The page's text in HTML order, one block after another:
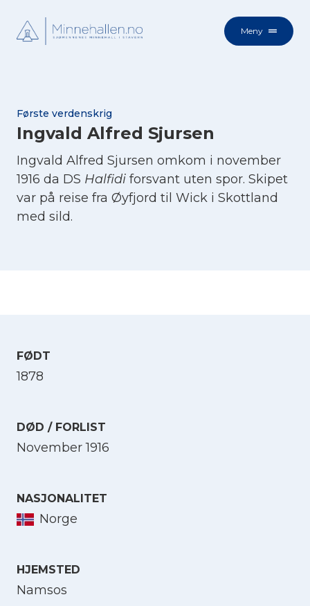
Meny
Første verdenskrig
Ingvald Alfred Sjursen
Ingvald Alfred Sjursen omkom i november
1916 da DS Halfidi forsvant uten spor. Skipet
var på reise fra Øyfjord til Wick i Skottland
med sild.
FØDT
1878
DØD / FORLIST
November 1916
NASJONALITET
Norge
HJEMSTED
Namsos